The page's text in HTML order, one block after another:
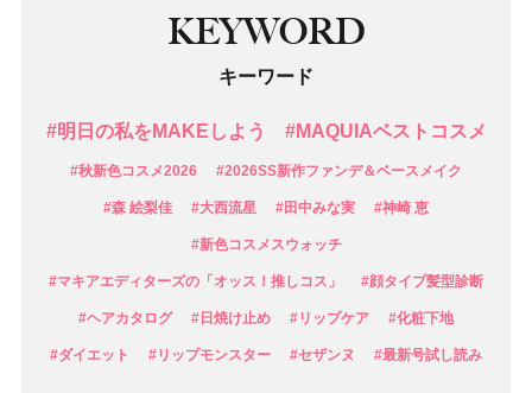
KEYWORD
キーワード
#明日の私をMAKEしよう #MAQUIAベストコスメ
#秋新色コスメ2026 #2026SS新作ファンデ＆ベースメイク
#森 絵梨佳 #大西流星 #田中みな実 #神崎 恵
#新色コスメスウォッチ
#マキアエディターズの「オッス！推しコス」 #顔タイプ髪型診断
#ヘアカタログ #日焼け止め #リップケア #化粧下地
#ダイエット #リップモンスター #セザンヌ #最新号試し読み